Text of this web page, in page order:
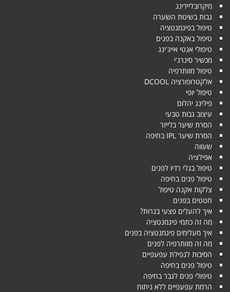
מיקרובליידינג
גבות בשיטת השערה
טיפול בפיגמנטציה
טיפול באקנה בפנים
טיפולי אנטי אייג'ינג
מכשיר סינרג'י
טיפול מזותרפיה
אלקטרופורציה DCOOL
טיפול יופי
פילינג יהלום
עיצוב גבות טבעי
הסרת שיער בלייזר
הסרת שיער IPL בחיפה
שעווה
אפילציה
טיפול בגלי רדיו לפנים
טיפול פנים בחיפה
צלקות אקנה טיפול
חטטים בפנים
איך להעלים פצעי בגרות?
מה זה כתמי פיגמנטציה
איך מעלימים פיגמנטציה בפנים
מה זה מזותרפיה לפנים
הסיבות לנפילת עפעפיים
טיפול פנים בחיפה
טיפולי פנים לגבר בחיפה
הרמת עפעפיים ללא ניתוח